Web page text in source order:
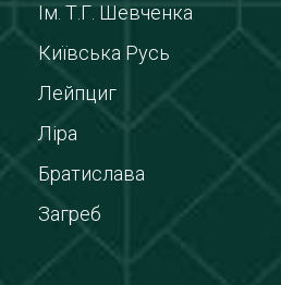
Ім. Т.Г. Шевченка
Київська Русь
Лейпциг
Ліра
Братислава
Загреб